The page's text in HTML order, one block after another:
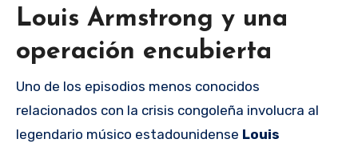
Louis Armstrong y una
operación encubierta
Uno de los episodios menos conocidos
relacionados con la crisis congoleña involucra al
legendario músico estadounidense Louis